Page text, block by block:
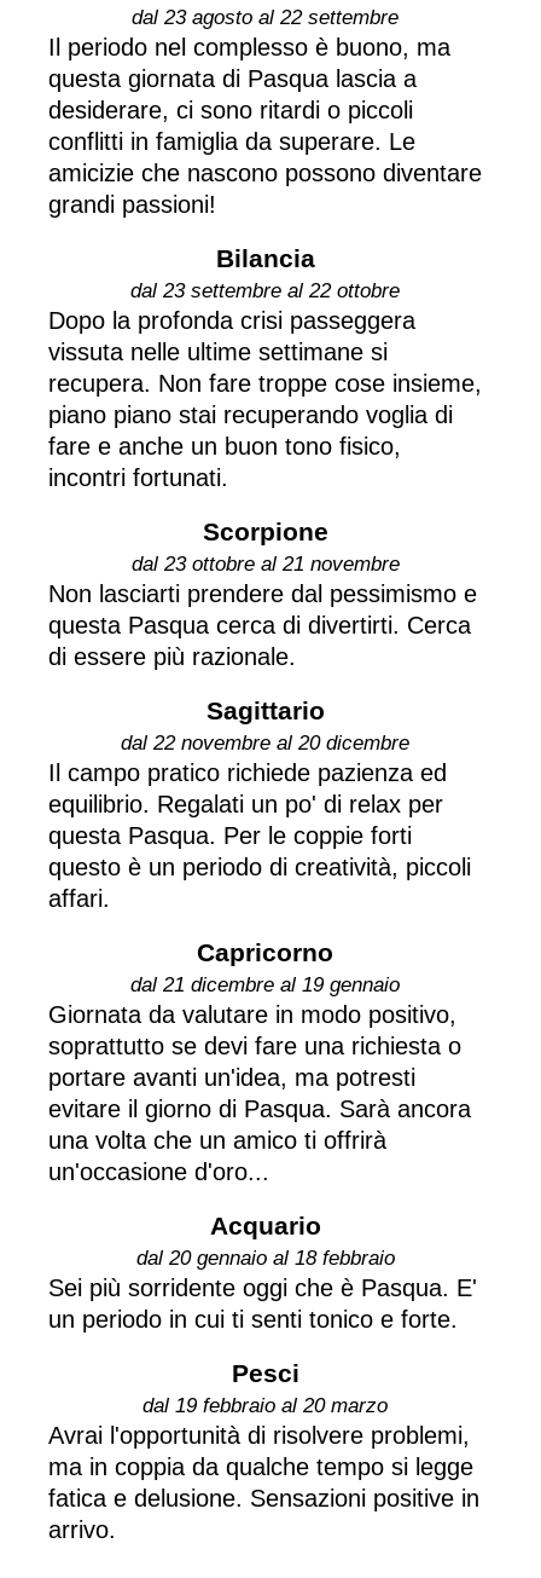
dal 23 agosto al 22 settembre
Il periodo nel complesso è buono, ma
questa giornata di Pasqua lascia a
desiderare, ci sono ritardi o piccoli
conflitti in famiglia da superare. Le
amicizie che nascono possono diventare
grandi passioni!
Bilancia
dal 23 settembre al 22 ottobre
Dopo la profonda crisi passeggera
vissuta nelle ultime settimane si
recupera. Non fare troppe cose insieme,
piano piano stai recuperando voglia di
fare e anche un buon tono fisico,
incontri fortunati.
Scorpione
dal 23 ottobre al 21 novembre
Non lasciarti prendere dal pessimismo e
questa Pasqua cerca di divertirti. Cerca
di essere più razionale.
Sagittario
dal 22 novembre al 20 dicembre
Il campo pratico richiede pazienza ed
equilibrio. Regalati un po' di relax per
questa Pasqua. Per le coppie forti
questo è un periodo di creatività, piccoli
affari.
Capricorno
dal 21 dicembre al 19 gennaio
Giornata da valutare in modo positivo,
soprattutto se devi fare una richiesta o
portare avanti un'idea, ma potresti
evitare il giorno di Pasqua. Sarà ancora
una volta che un amico ti offrirà
un'occasione d'oro...
Acquario
dal 20 gennaio al 18 febbraio
Sei più sorridente oggi che è Pasqua. E'
un periodo in cui ti senti tonico e forte.
Pesci
dal 19 febbraio al 20 marzo
Avrai l'opportunità di risolvere problemi,
ma in coppia da qualche tempo si legge
fatica e delusione. Sensazioni positive in
arrivo.